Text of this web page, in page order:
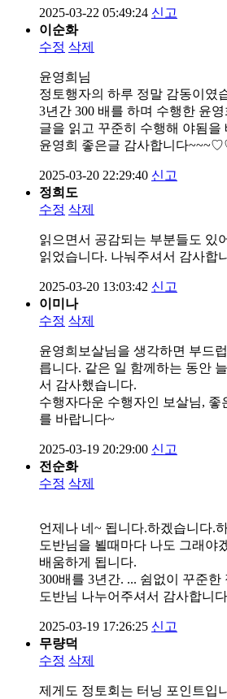
2025-03-22 05:49:24 신고
이순화
수정 삭제
윤영희님
정토행자의 하루 정말 감동이였
3년간 300 배를 하며 수행한 윤영
글을 읽고 꾸준히 수행해 야됨을
윤영희 좋은글 감사합니다
2025-03-20 22:29:40 신고
정희도
수정 삭제
읽으면서 공감되는 부분들도 있
읽었습니다. 나눠주셔서 감사합
2025-03-20 13:03:42 신고
이미나
수정 삭제
윤영희보살님을 생각하면 부드
릅니다. 같은 일 함께하는 동안
서 감사했습니다.
수행자다운 수행자인 보살님, 좋
를 바랍니다~
2025-03-19 20:29:00 신고
전순화
수정 삭제
언제나 네~ 됩니다.하겠습니다.
도반님을 뵐때마다 나도 그래야
배움하게 됩니다.
300배를 3년간. ... 쉼없이 꾸준한
도반님 나누어주셔서 감사합니
2025-03-19 17:26:25 신고
무량덕
수정 삭제
제게도 정토회는 터닝 포인트입